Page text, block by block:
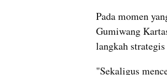
Pada momen
Gumiwang
langkah
"Sekaligus